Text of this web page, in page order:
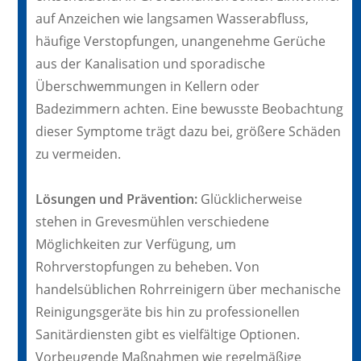
auf Anzeichen wie langsamen Wasserabfluss,
häufige Verstopfungen, unangenehme Gerüche
aus der Kanalisation und sporadische
Überschwemmungen in Kellern oder
Badezimmern achten. Eine bewusste Beobachtung
dieser Symptome trägt dazu bei, größere Schäden
zu vermeiden.
Lösungen und Prävention: Glücklicherweise
stehen in Grevesmühlen verschiedene
Möglichkeiten zur Verfügung, um
Rohrverstopfungen zu beheben. Von
handelsüblichen Rohrreinigern über mechanische
Reinigungsgeräte bis hin zu professionellen
Sanitärdiensten gibt es vielfältige Optionen.
Vorbeugende Maßnahmen wie regelmäßige